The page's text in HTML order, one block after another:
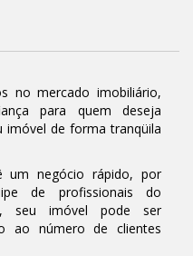
no mercado imobiliário,
para quem deseja
de forma tranqüila
um negócio rápido, por
de profissionais do
seu imóvel pode ser
ao número de clientes